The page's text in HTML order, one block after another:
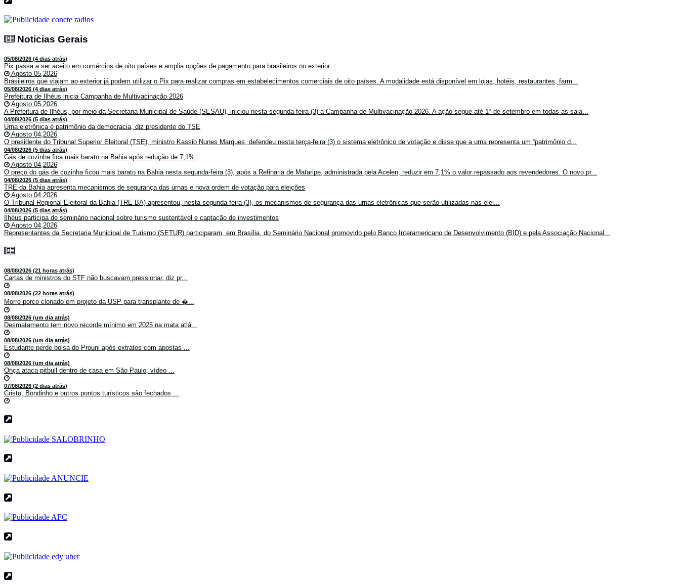
Noticias Gerais
05/08/2026 (4 dias atrás)
Pix passa a ser aceito em comércios de oito países e amplia opções de pagamento para brasileiros no exterior
Agosto 05,2026
Brasileiros que viajam ao exterior já podem utilizar o Pix para realizar compras em estabelecimentos comerciais de oito países. A modalidade está disponível em lojas, hotéis, restaurantes, farm...
05/08/2026 (4 dias atrás)
Prefeitura de Ilhéus inicia Campanha de Multivacinação 2026
Agosto 05,2026
A Prefeitura de Ilhéus, por meio da Secretaria Municipal de Saúde (SESAU), iniciou nesta segunda-feira (3) a Campanha de Multivacinação 2026. A ação segue até 1º de setembro em todas as sala...
04/08/2026 (5 dias atrás)
Urna eletrônica é patrimônio da democracia, diz presidente do TSE
Agosto 04,2026
O presidente do Tribunal Superior Eleitoral (TSE), ministro Kassio Nunes Marques, defendeu nesta terça-feira (3) o sistema eletrônico de votação e disse que a urna representa um “patrimônio d...
04/08/2026 (5 dias atrás)
Gás de cozinha fica mais barato na Bahia após redução de 7,1%
Agosto 04,2026
O preço do gás de cozinha ficou mais barato na Bahia nesta segunda-feira (3), após a Refinaria de Mataripe, administrada pela Acelen, reduzir em 7,1% o valor repassado aos revendedores. O novo pr...
04/08/2026 (5 dias atrás)
TRE da Bahia apresenta mecanismos de segurança das urnas e nova ordem de votação para eleições
Agosto 04,2026
O Tribunal Regional Eleitoral da Bahia (TRE-BA) apresentou, nesta segunda-feira (3), os mecanismos de segurança das urnas eletrônicas que serão utilizadas nas elei...
04/08/2026 (5 dias atrás)
Ilhéus participa de seminário nacional sobre turismo sustentável e captação de investimentos
Agosto 04,2026
Representantes da Secretaria Municipal de Turismo (SETUR) participaram, em Brasília, do Seminário Nacional promovido pelo Banco Interamericano de Desenvolvimento (BID) e pela Associação Nacional...
08/08/2026 (21 horas atrás)
Cartas de ministros do STF não buscavam pressionar, diz pr...
08/08/2026 (22 horas atrás)
Morre porco clonado em projeto da USP para transplante de �...
08/08/2026 (um dia atrás)
Desmatamento tem novo recorde mínimo em 2025 na mata atlâ...
08/08/2026 (um dia atrás)
Estudante perde bolsa do Prouni após extratos com apostas ...
08/08/2026 (um dia atrás)
Onça ataca pitbull dentro de casa em São Paulo; vídeo ...
07/08/2026 (2 dias atrás)
Cristo, Bondinho e outros pontos turísticos são fechados ...